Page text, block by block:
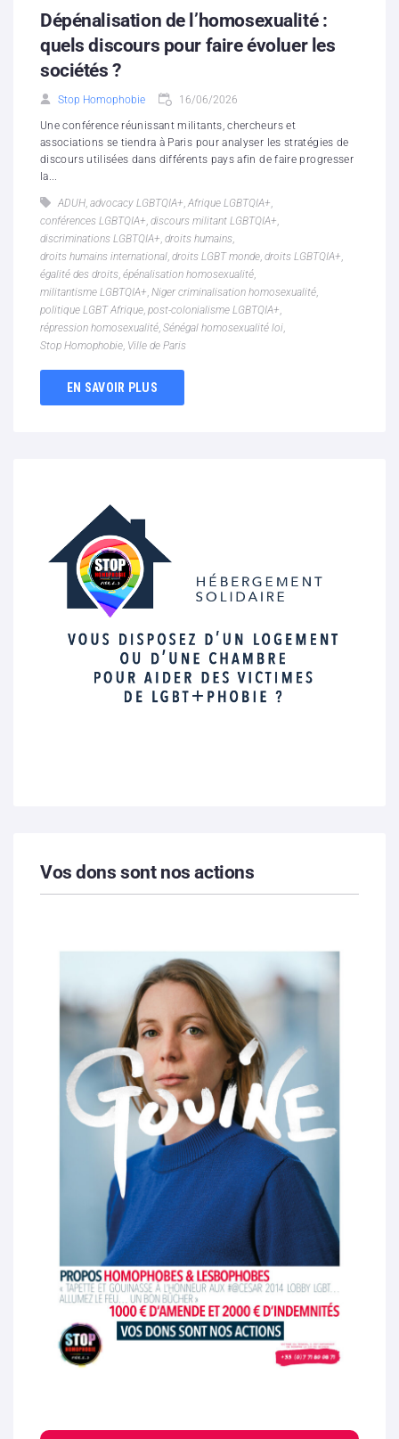
Dépénalisation de l’homosexualité :
quels discours pour faire évoluer les
sociétés ?
Stop Homophobie 16/06/2026
Une conférence réunissant militants, chercheurs et
associations se tiendra à Paris pour analyser les stratégies de
discours utilisées dans différents pays afin de faire progresser
la...
ADUH, advocacy LGBTQIA+, Afrique LGBTQIA+,
conférences LGBTQIA+, discours militant LGBTQIA+,
discriminations LGBTQIA+, droits humains,
droits humains international, droits LGBT monde, droits LGBTQIA+,
égalité des droits, épénalisation homosexualité,
militantisme LGBTQIA+, Niger criminalisation homosexualité,
politique LGBT Afrique, post-colonialisme LGBTQIA+,
répression homosexualité, Sénégal homosexualité loi,
Stop Homophobie, Ville de Paris
EN SAVOIR PLUS
Vos dons sont nos actions